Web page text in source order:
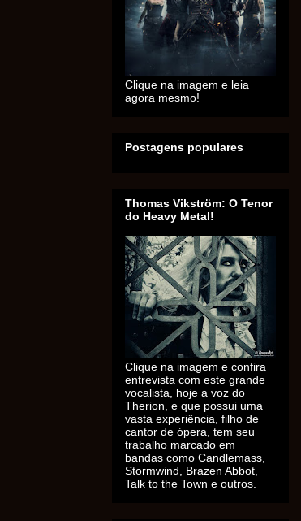
Clique na imagem e leia
agora mesmo!
Postagens populares
Thomas Vikström: O Tenor
do Heavy Metal!
Clique na imagem e confira
entrevista com este grande
vocalista, hoje a voz do
Therion, e que possui uma
vasta experiência, filho de
cantor de ópera, tem seu
trabalho marcado em
bandas como Candlemass,
Stormwind, Brazen Abbot,
Talk to the Town e outros.